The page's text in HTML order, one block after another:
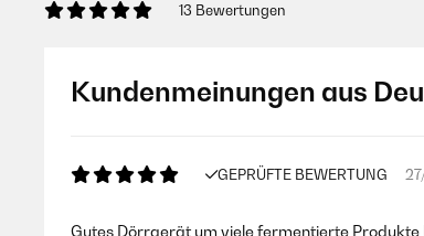
13 Bewertungen
Kundenmeinungen aus
GEPRÜFTE BEWERTUNG
Gutes Dörrgerät um viele fermentierte